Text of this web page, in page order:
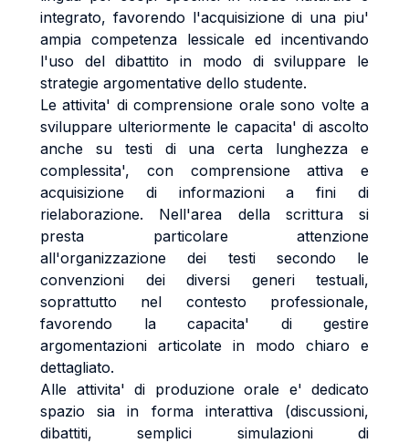
integrato, favorendo l'acquisizione di una piu'
ampia competenza lessicale ed incentivando
l'uso del dibattito in modo di sviluppare le
strategie argomentative dello studente.
Le attivita' di comprensione orale sono volte a
sviluppare ulteriormente le capacita' di ascolto
anche su testi di una certa lunghezza e
complessita', con comprensione attiva e
acquisizione di informazioni a fini di
rielaborazione. Nell'area della scrittura si
presta particolare attenzione
all'organizzazione dei testi secondo le
convenzioni dei diversi generi testuali,
soprattutto nel contesto professionale,
favorendo la capacita' di gestire
argomentazioni articolate in modo chiaro e
dettagliato.
Alle attivita' di produzione orale e' dedicato
spazio sia in forma interattiva (discussioni,
dibattiti, semplici simulazioni di